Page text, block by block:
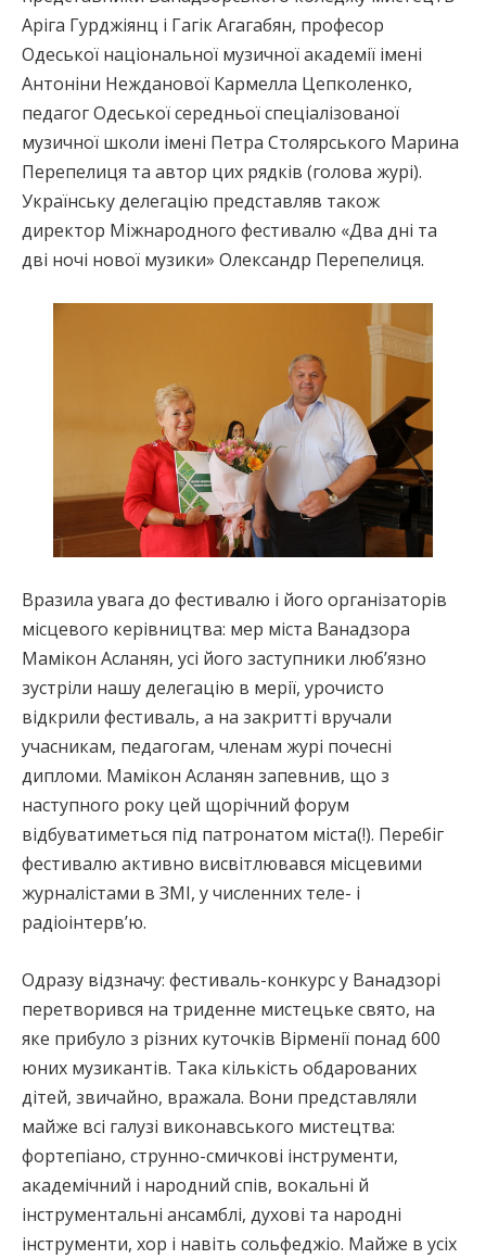
Аріга Гурджіянц і Гагік Агагабян, професор
Одеської національної музичної академії імені
Антоніни Нежданової Кармелла Цепколенко,
педагог Одеської середньої спеціалізованої
музичної школи імені Петра Столярського Марина
Перепелиця та автор цих рядків (голова журі).
Українську делегацію представляв також
директор Міжнародного фестивалю «Два дні та
дві ночі нової музики» Олександр Перепелиця.
Вразила увага до фестивалю і його організаторів
місцевого керівництва: мер міста Ванадзора
Мамікон Асланян, усі його заступники люб’язно
зустріли нашу делегацію в мерії, урочисто
відкрили фестиваль, а на закритті вручали
учасникам, педагогам, членам журі почесні
дипломи. Мамікон Асланян запевнив, що з
наступного року цей щорічний форум
відбуватиметься під патронатом міста(!). Перебіг
фестивалю активно висвітлювався місцевими
журналістами в ЗМІ, у численних теле- і
радіоінтерв’ю.
Одразу відзначу: фестиваль-конкурс у Ванадзорі
перетворився на триденне мистецьке свято, на
яке прибуло з різних куточків Вірменії понад 600
юних музикантів. Така кількість обдарованих
дітей, звичайно, вражала. Вони представляли
майже всі галузі виконавського мистецтва:
фортепіано, струнно-смичкові інструменти,
академічний і народний спів, вокальні й
інструментальні ансамблі, духові та народні
інструменти, хор і навіть сольфеджіо. Майже в усіх